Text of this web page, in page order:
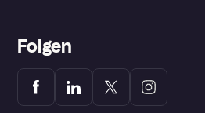
Folgen